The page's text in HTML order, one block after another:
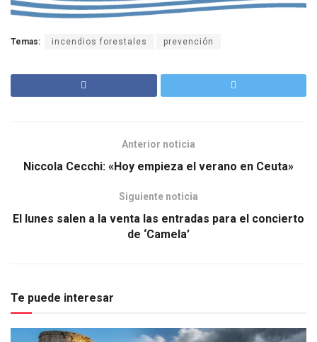
Temas: incendios forestales prevención
Anterior noticia
Niccola Cecchi: «Hoy empieza el verano en Ceuta»
Siguiente noticia
El lunes salen a la venta las entradas para el concierto
de ‘Camela’
Te puede interesar